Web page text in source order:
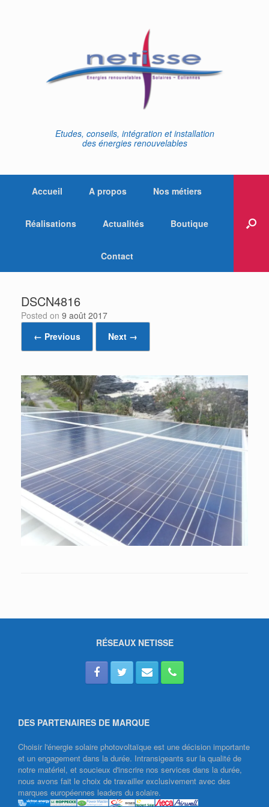
Etudes, conseils, intégration et installation
des énergies renouvelables
Accueil A propos Nos métiers
Réalisations Actualités Boutique
Contact
DSCN4816
Posted on 9 août 2017
← Previous
Next →
RÉSEAUX NETISSE
DES PARTENAIRES DE MARQUE
Choisir l'énergie solaire photovoltaïque est une décision importante
et un engagement dans la durée. Intransigeants sur la qualité de
notre matériel, et soucieux d'inscrire nos services dans la durée,
nous avons fait le choix de travailler exclusivement avec des
marques européennes leaders du solaire.